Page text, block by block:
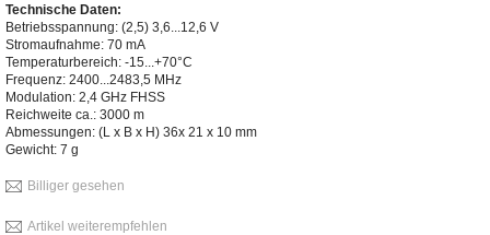
Technische Daten:
Betriebsspannung: (2,5) 3,6...12,6 V
Stromaufnahme: 70 mA
Temperaturbereich: -15...+70°C
Frequenz: 2400...2483,5 MHz
Modulation: 2,4 GHz FHSS
Reichweite ca.: 3000 m
Abmessungen: (L x B x H) 36x 21 x 10 mm
Gewicht: 7 g
Billiger gesehen
Artikel weiterempfehlen